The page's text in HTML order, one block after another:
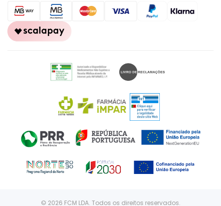
© 2026 FCM LDA. Todos os direitos reservados.